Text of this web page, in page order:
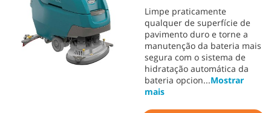
Limpe praticamente
qualquer de superfície de
pavimento duro e torne a
manutenção da bateria mais
segura com o sistema de
hidratação automática da
bateria opcion...Mostrar
mais